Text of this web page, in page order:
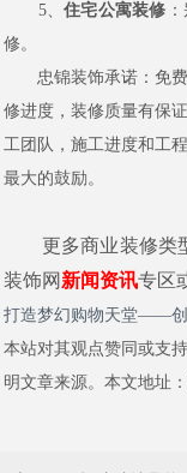
5、住宅公寓装修
修。
忠锦装饰承诺：免费
修进度，装修质量有保
工团队，施工进度和工
最大的鼓励。
更多商业装修类型
装饰网 新闻资讯专区
打造梦幻购物天堂——
本站对其观点赞同或支
明文章来源。本文地址